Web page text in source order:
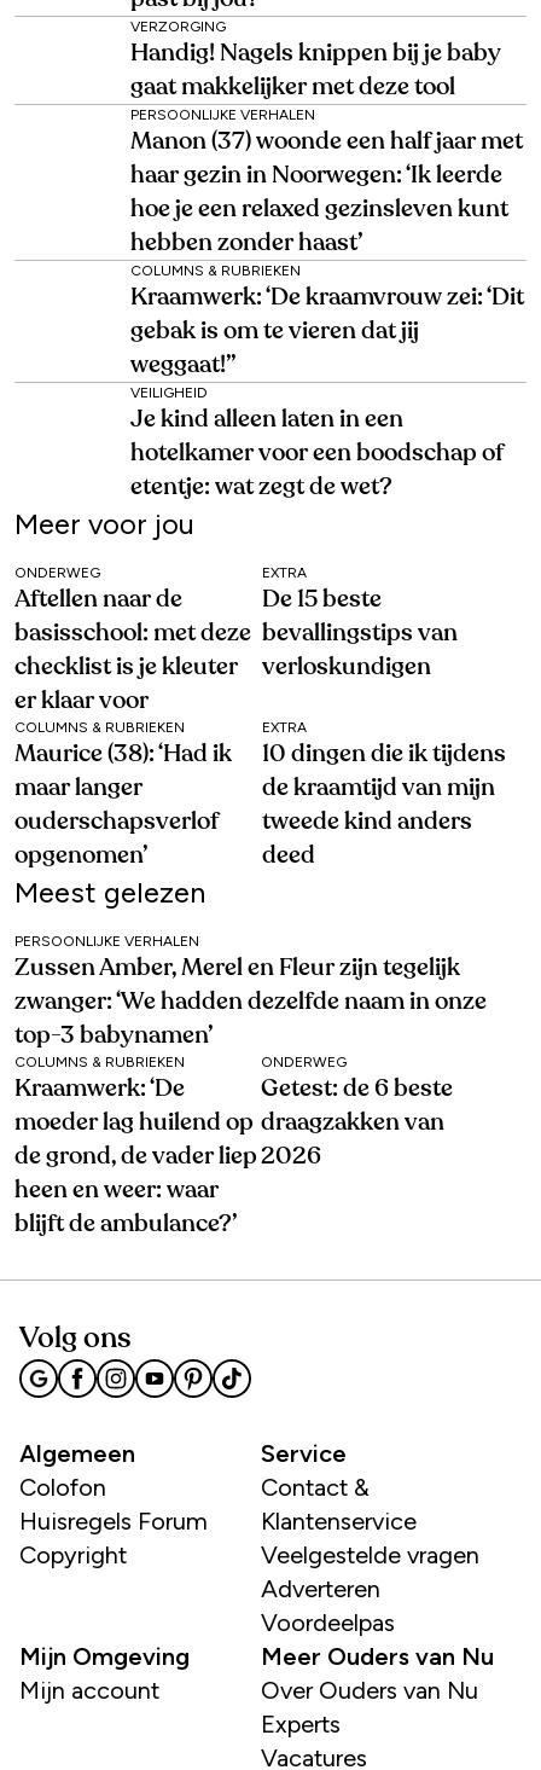
VERZORGING
Handig! Nagels knippen bij je baby
gaat makkelijker met deze tool
PERSOONLIJKE VERHALEN
Manon (37) woonde een half jaar met
haar gezin in Noorwegen: ‘Ik leerde
hoe je een relaxed gezinsleven kunt
hebben zonder haast’
COLUMNS & RUBRIEKEN
Kraamwerk: ‘De kraamvrouw zei: ‘Dit
gebak is om te vieren dat jij
weggaat!’’
VEILIGHEID
Je kind alleen laten in een
hotelkamer voor een boodschap of
etentje: wat zegt de wet?
Meer voor jou
ONDERWEG
Aftellen naar de
basisschool: met deze
checklist is je kleuter
er klaar voor
EXTRA
De 15 beste
bevallingstips van
verloskundigen
COLUMNS & RUBRIEKEN
Maurice (38): ‘Had ik
maar langer
ouderschapsverlof
opgenomen’
EXTRA
10 dingen die ik tijdens
de kraamtijd van mijn
tweede kind anders
deed
Meest gelezen
PERSOONLIJKE VERHALEN
Zussen Amber, Merel en Fleur zijn tegelijk
zwanger: ‘We hadden dezelfde naam in onze
top-3 babynamen’
COLUMNS & RUBRIEKEN
Kraamwerk: ‘De
moeder lag huilend op
de grond, de vader liep
heen en weer: waar
blijft de ambulance?’
ONDERWEG
Getest: de 6 beste
draagzakken van
2026
Volg ons
Algemeen
Colofon
Huisregels Forum
Copyright
Service
Contact &
Klantenservice
Veelgestelde vragen
Adverteren
Voordeelpas
Mijn Omgeving
Mijn account
Meer Ouders van Nu
Over Ouders van Nu
Experts
Vacatures